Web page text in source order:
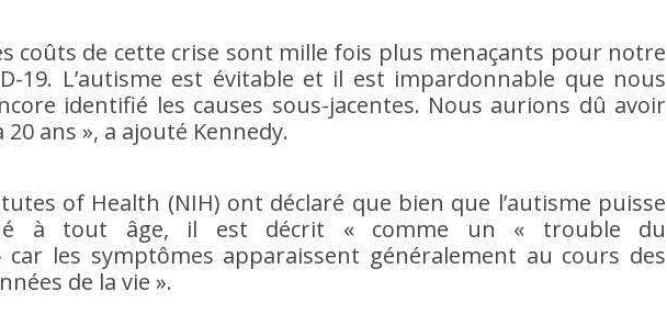
coûts de cette crise sont mille fois plus menaçants pour notre
19. L’autisme est évitable et il est impardonnable que nous
identifié les causes sous-jacentes. Nous aurions dû avoir
ans », a ajouté Kennedy.
of Health (NIH) ont déclaré que bien que l’autisme puisse
à tout âge, il est décrit « comme un « trouble du
car les symptômes apparaissent généralement au cours des
de la vie ».